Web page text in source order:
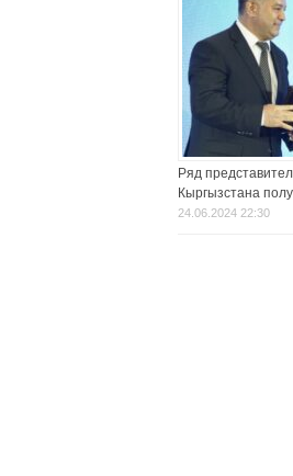
Ряд
Кыргызстана
24.06.2024 22:30